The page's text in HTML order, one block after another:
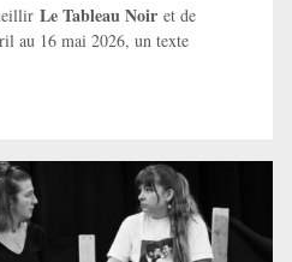
Le Tableau Noir et de
au 16 mai 2026, un texte